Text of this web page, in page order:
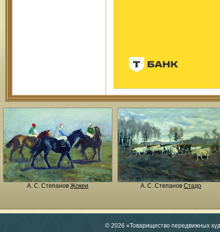
А. С. Степанов Жокеи А. С. Степанов Стадо
© 2026 «Товарищество передвижных